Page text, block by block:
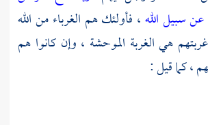
سبيل الله، فأولئك هم الغرباء من الله
هي الغربة الموحشة ، وإن كانوا هم
، كما قيل :